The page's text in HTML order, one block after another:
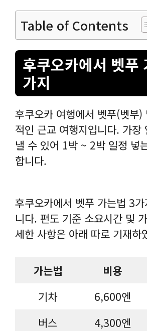
Table of Contents
후쿠오카에서 벳푸
가지
후쿠오카 여행에서 벳푸(벳부)
적인 근교 여행지입니다. 가장
낼 수 있어 1박 ~ 2박 일정 넣
합니다.
후쿠오카에서 벳푸 가는법 3
니다. 편도 기준 소요시간 및
세한 사항은 아래 따로 기재하
가는법 비용
기차
6,600엔
버스
4,300엔